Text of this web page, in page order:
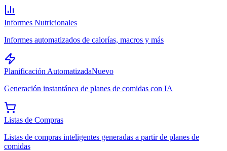
Informes Nutricionales
Informes automatizados de calorías, macros y más
Planificación AutomatizadaNuevo
Generación instantánea de planes de comidas con IA
Listas de Compras
Listas de compras inteligentes generadas a partir de planes de
comidas